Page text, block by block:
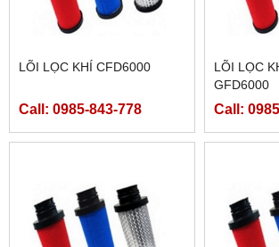
LÕI LỌC KHÍ CFD6000
Call: 0985-843-778
LÕI LỌC
GFD6000
Call: